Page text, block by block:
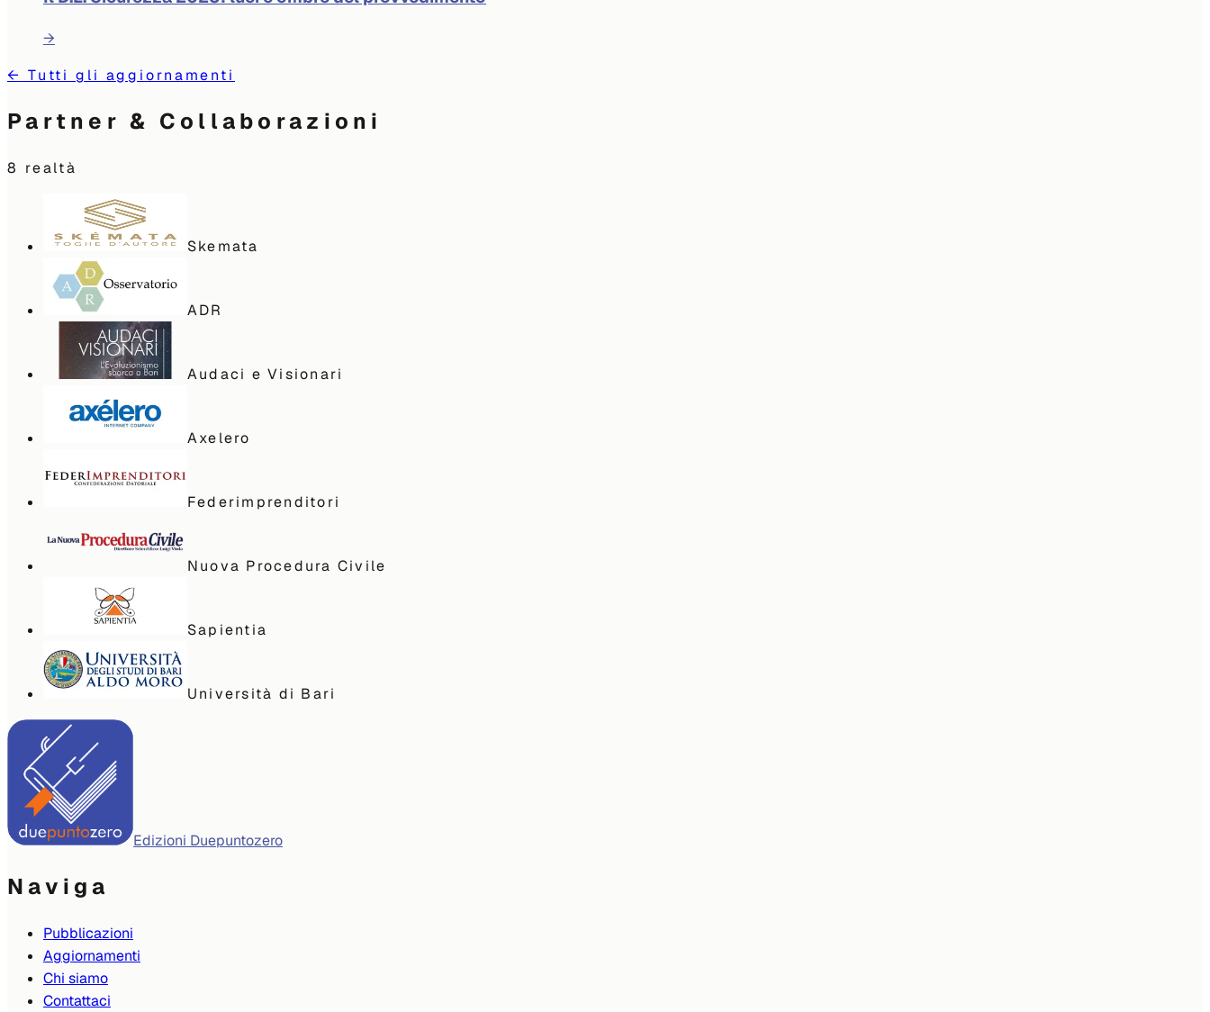
→
← Tutti gli aggiornamenti
Partner & Collaborazioni
8 realtà
Skemata
ADR
Audaci e Visionari
Axelero
Federimprenditori
Nuova Procedura Civile
Sapientia
Università di Bari
Edizioni Duepuntozero
Naviga
Pubblicazioni
Aggiornamenti
Chi siamo
Contattaci